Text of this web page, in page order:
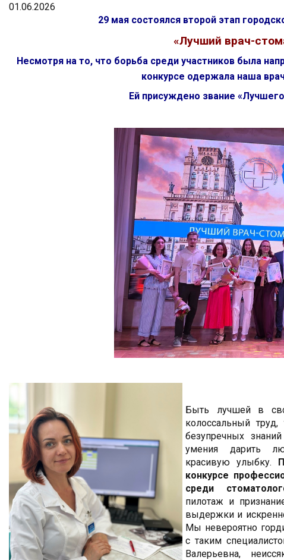
01.06.2026
29 мая состоялся второй этап
«Лучший врач-
Несмотря на то, что борьба среди участников была
конкурсе одержала наша
Ей присуждено звание
Быть лучшей в
колоссальный
безупречных
умения дарить
красивую улыбку.
конкурсе
среди
пилотаж и
выдержки и
Мы невероятно
с таким
Валерьевна,